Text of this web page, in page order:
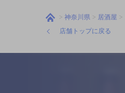
神奈川県 居酒屋
店舗トップに戻る